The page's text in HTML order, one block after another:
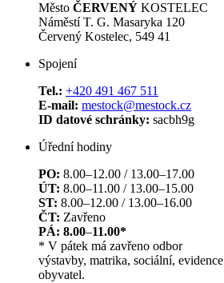
Město ČERVENÝ KOSTELEC
Náměstí T. G. Masaryka 120
Červený Kostelec, 549 41
Spojení
Tel.: +420 491 467 511
E-mail: mestock@mestock.cz
ID datové schránky: sacbh9g
Úřední hodiny
PO: 8.00–12.00 / 13.00–17.00
ÚT: 8.00–11.00 / 13.00–15.00
ST: 8.00–12.00 / 13.00–16.00
ČT: Zavřeno
PÁ: 8.00–11.00*
* V pátek má zavřeno odbor
výstavby, matrika, sociální, evidence
obyvatel.